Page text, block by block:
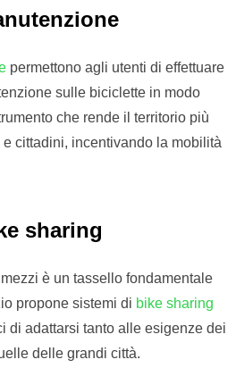
permettono agli utenti di effettuare
sulle biciclette in modo
che rende il territorio più
cittadini, incentivando la mobilità
sharing
è un tassello fondamentale
propone sistemi di bike sharing
di adattarsi tanto alle esigenze dei
delle grandi città.